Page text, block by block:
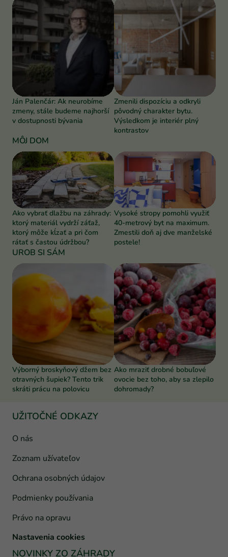
Ján Palenčár: Ak neurobíme
zmeny, stále budeme najhorší
v dostupnosti bývania
Zmenili dispozíciu a odkryli
pôvodný charakter bytu.
Výsledkom je interiér plný
kontrastov
MÔJ DOM
Ako vybrať dlažbu na záhrady:
ktorý materiál vydrží záťaž,
ktorý môže kĺzať a pri čom
rátať s častou údržbou?
Vysoké stropy pomohli využiť
40-metrový byt na maximum.
Zmestili doň aj dve manželské
postele!
UROB SI SÁM
Výborný broskyňový džem bez
otravných šupiek? Tento trik
skráti prácu na polovicu
Ako mraziť drobné bobuľové
ovocie bez toho, aby sa zlepilo
dohromady?
UŽITOČNÉ ODKAZY
O nás
Zoznam užívateľov
Ochrana osobných údajov
Podmienky používania
Právo na opravu
Nastavenia cookies
NOVINKY ZO ZÁHRADY